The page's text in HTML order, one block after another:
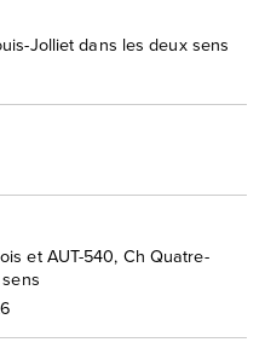
Jolliet dans les deux sens
et AUT-540, Ch Quatre-